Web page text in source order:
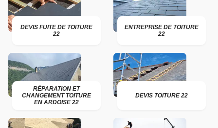
DEVIS FUITE DE TOITURE
22
ENTREPRISE DE TOITURE
22
RÉPARATION ET
CHANGEMENT TOITURE
EN ARDOISE 22
DEVIS TOITURE 22